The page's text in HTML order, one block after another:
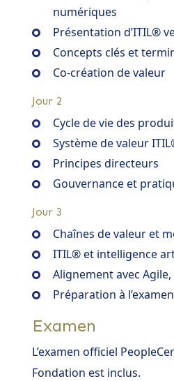
numériques
Présentation d’ITIL®
Concepts clés et
Co-création de valeur
Jour 2
Cycle de vie des
Système de valeur
Principes directeurs
Gouvernance et
Jour 3
Chaînes de valeur et
ITIL® et intelligence
Alignement avec Agile,
Préparation à l’examen
Examen
L’examen officiel
Fondation est inclus.